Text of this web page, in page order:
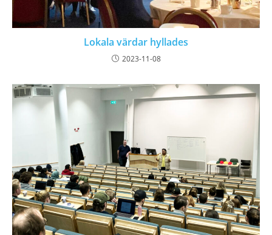
Lokala värdar hyllades
2023-11-08